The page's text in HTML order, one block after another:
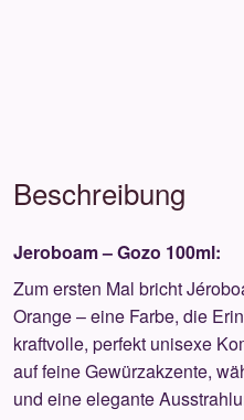
Beschreibung
Jeroboam – Gozo 100ml:
Zum ersten Mal bricht
Orange – eine Farbe, die
kraftvolle, perfekt unisexe
auf feine Gewürzakzente,
und eine elegante